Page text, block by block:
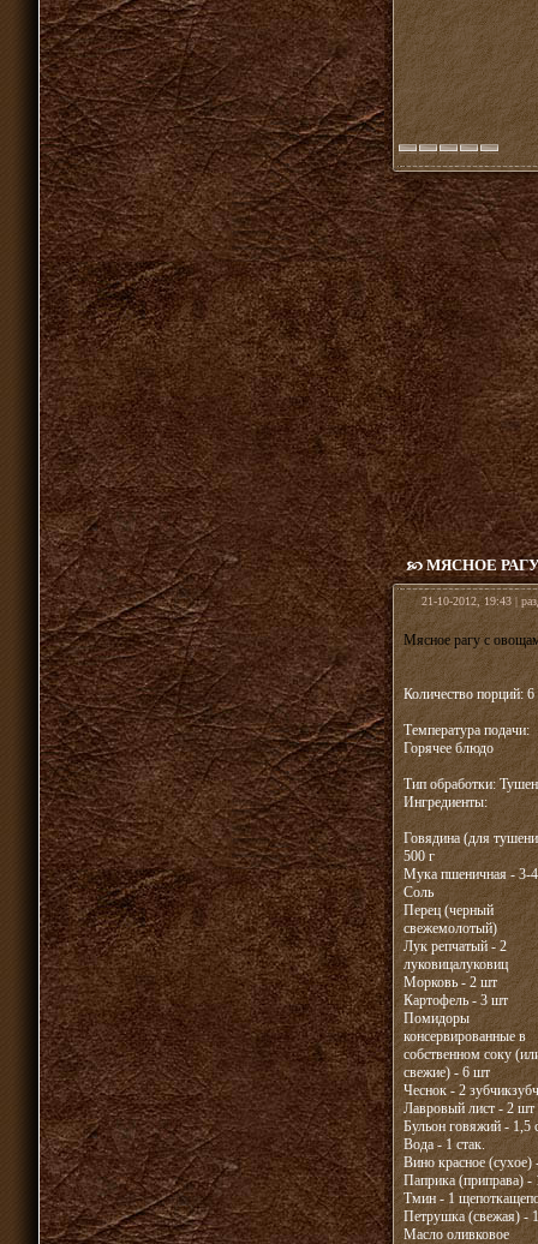
МЯСНОЕ
21-10-2012, 19:43 |
Мясное рагу с
Количество порций: 6
Температура подачи:
Горячее блюдо
Тип обработки:
Ингредиенты:
Говядина (для
500 г
Мука пшеничная - 3-4
Соль
Перец (черный
свежемолотый)
Лук репчатый - 2
луковицалуковиц
Морковь - 2 шт
Картофель - 3 шт
Помидоры
консервированные в
собственном соку
свежие) - 6 шт
Чеснок - 2
Лавровый лист - 2 шт
Бульон говяжий - 1,5
Вода - 1 стак.
Вино красное (сухое)
Паприка (приправа) -
Тмин - 1
Петрушка (свежая) -
Масло оливковое